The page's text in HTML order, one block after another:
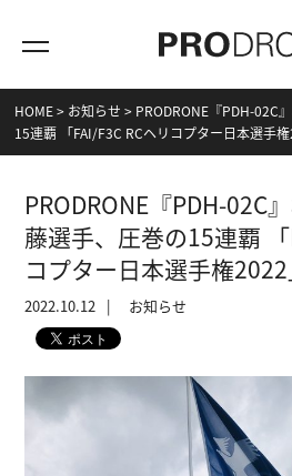
HOME> お知らせ > PRODRONE『PDH-02C
15連覇 「FAI/F3C RCヘリコプター日本選手権
PRODRONE『PDH-02C
藤選手、圧巻の15連覇 「
コプター日本選手権2022
2022.10.12 お知らせ